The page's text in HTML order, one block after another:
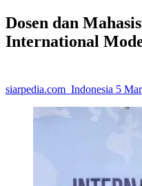
Dosen dan
International
siarpedia.com_Indonesia 5